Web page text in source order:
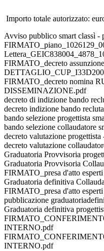
Importo totale autorizzato:
Avviso pubblico smart classì -
FIRMATO_decreto
FIRMATO_decreto nomina
DISSEMINAZIONE.pdf
decreto di indizione bando
decreto indizione bando
bando selezione progettista
bando selezione collaudatore
decreto valutazione
decreto valutazione
Graduatoria Provvisoria
Graduatoria Provvisoria
FIRMATO_presa d'atto
Graduatoria definitiva
FIRMATO_presa d'atto
pubblicazione
Graduatoria definitiva
INTERNO.pdf
INTERNO.pdf